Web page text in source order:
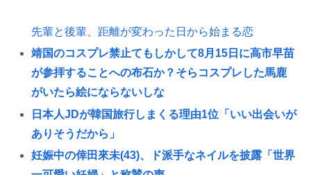
先輩と後輩、距離が変わった日から始まる恋
靖国のコスプレ禁止てもしかして8月15日に高市早苗
が参拝することへの布石か？そらコスプレした馬鹿
がいたら絵にならないしな
日本人JDが韓国旅行しまくる理由1位「いい出会いが
ありそうだから」
妊娠中の倖田來未(43)、ド派手なネイルを披露「世界